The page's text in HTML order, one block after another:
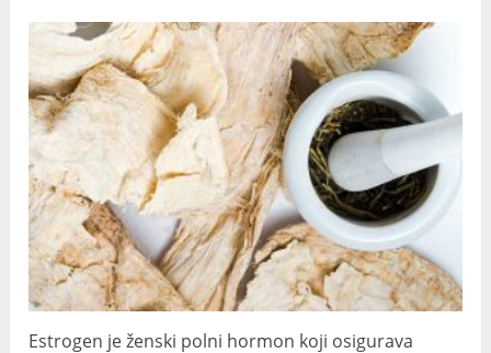
Estrogen je ženski polni hormon koji osigurava